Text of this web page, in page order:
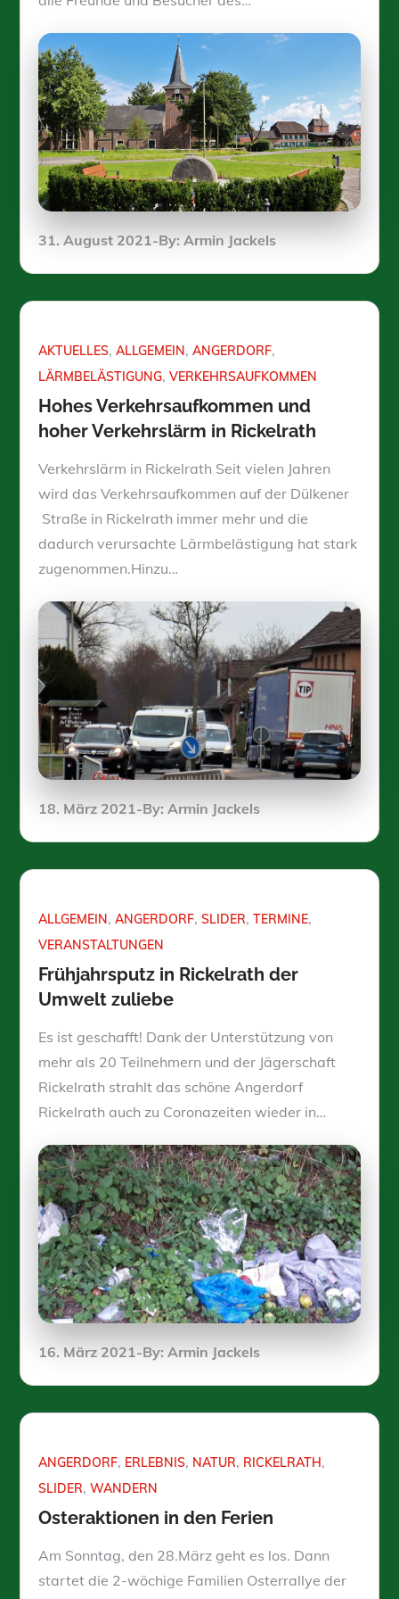
Posted
31. August 2021 By:Armin Jackels
AKTUELLES ALLGEMEIN ANGERDORF
LÄRMBELÄSTIGUNG VERKEHRSAUFKOMMEN
Hohes Verkehrsaufkommen und
hoher Verkehrslärm in Rickelrath
Verkehrslärm in Rickelrath Seit vielen Jahren
wird das Verkehrsaufkommen auf der Dülkener
Straße in Rickelrath immer mehr und die
dadurch verursachte Lärmbelästigung hat stark
zugenommen.Hinzu…
Posted
18. März 2021 By:Armin Jackels
ALLGEMEIN ANGERDORF SLIDER TERMINE
VERANSTALTUNGEN
Frühjahrsputz in Rickelrath der
Umwelt zuliebe
Es ist geschafft! Dank der Unterstützung von
mehr als 20 Teilnehmern und der Jägerschaft
Rickelrath strahlt das schöne Angerdorf
Rickelrath auch zu Coronazeiten wieder in…
Posted
16. März 2021 By:Armin Jackels
ANGERDORF ERLEBNIS NATUR RICKELRATH
SLIDER WANDERN
Osteraktionen in den Ferien
Am Sonntag, den 28.März geht es los. Dann
startet die 2-wöchige Familien Osterrallye der